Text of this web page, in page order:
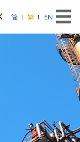
简 繁 EN